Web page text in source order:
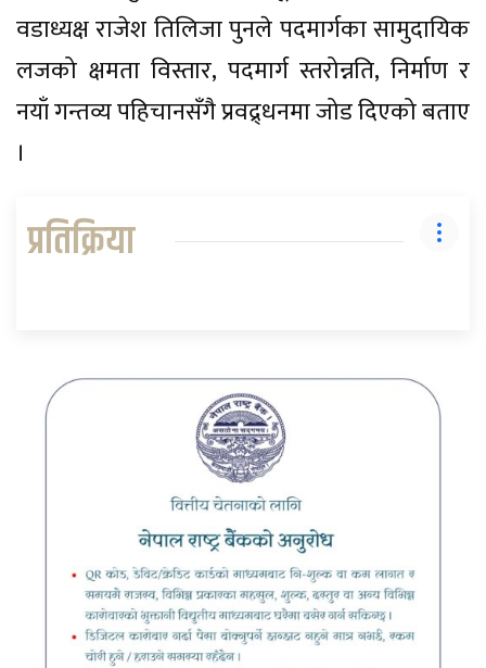
वडाध्यक्ष राजेश तिलिजा पुनले पदमार्गका सामुदायिक
लजको क्षमता विस्तार, पदमार्ग स्तरोन्नति, निर्माण र
नयाँ गन्तव्य पहिचानसँगै प्रवद्र्धनमा जोड दिएको बताए
।
प्रतिक्रिया